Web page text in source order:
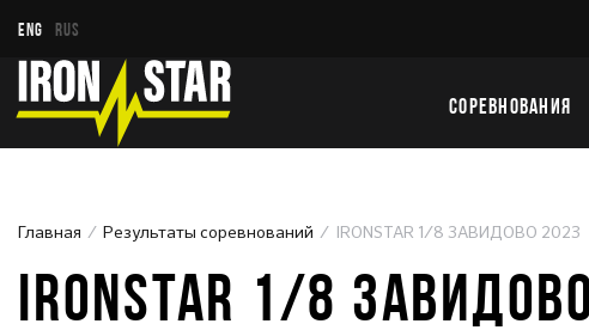
ENG RUS
СОРЕВНОВАНИЯ
Главная Результаты соревнований IRONSTAR 1/8 ЗАВИДОВО 2023
IRONSTAR 1/8